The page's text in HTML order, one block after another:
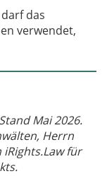
das
verwendet,
Mai 2026.
Herrn
iRights.Law für